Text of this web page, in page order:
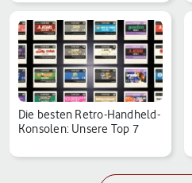
Die besten Retro-Handheld-
Konsolen: Unsere Top 7